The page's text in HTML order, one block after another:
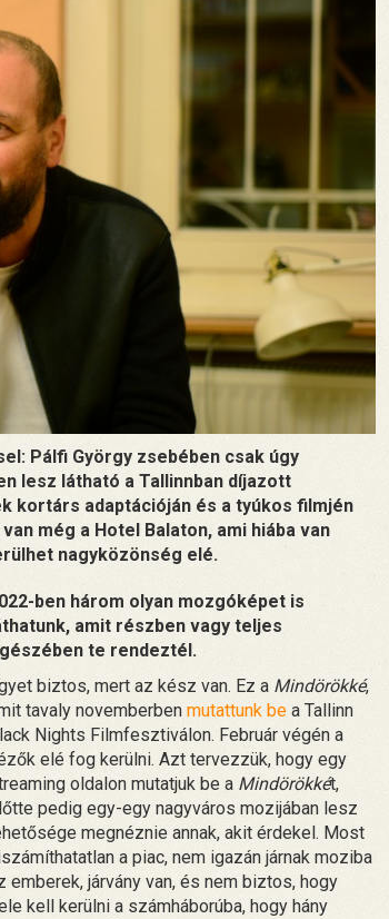
Pálfi György zsebében csak úgy
lesz látható a Tallinnban díjazott
kortárs adaptációján és a tyúkos filmjén
még a Hotel Balaton, ami hiába van
nagyközönség elé.
ben három olyan mozgóképet is
amit részben vagy teljes
te rendeztél.
biztos, mert az kész van. Ez a Mindörökké,
tavaly novemberbenmutattunk be a Tallinn
Nights Filmfesztiválon. Február végén a
elé fog kerülni. Azt tervezzük, hogy egy
oldalon mutatjuk be a Mindörökkét,
pedig egy-egy nagyváros mozijában lesz
megnéznie annak, akit érdekel. Most
a piac, nem igazán járnak moziba
emberek, járvány van, és nem biztos, hogy
kell kerülni a számháborúba, hogy hány